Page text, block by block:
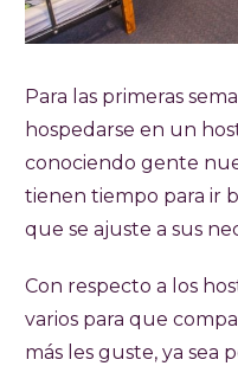
Para las primeras
hospedarse en un
conociendo gente
tienen tiempo para ir
que se ajuste a sus
Con respecto a los
varios para que
más les guste, ya sea